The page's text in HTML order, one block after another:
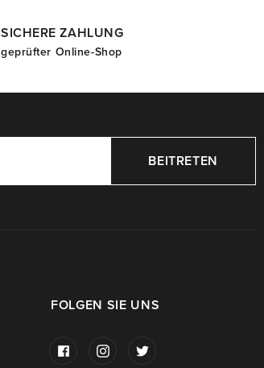
SICHERE ZAHLUNG
geprüfter Online-Shop
BEITRETEN
FOLGEN SIE UNS